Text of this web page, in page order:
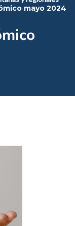
mayo 2024